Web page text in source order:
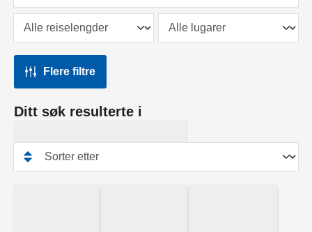
Flere filtre
Ditt søk resulterte i